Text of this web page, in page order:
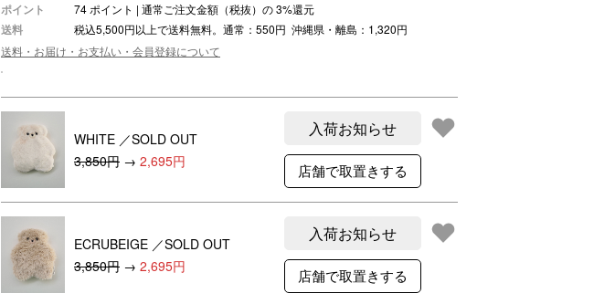
ベビー・キッズアイテム more
おもちゃ・トイ
ギフトサービス
ポイント 74 ポイント | 通常ご注文金額（税抜）の3%還元
送料
税込5,500円以上で送料無料。通常：550円 沖縄県・離島：1,320円
送料・お届け・お支払い・会員登録について
WHITE ／SOLD OUT
3,850円 → 2,695円
入荷お知らせ
ECRUBEIGE ／SOLD OUT
3,850円 → 2,695円
入荷お知らせ